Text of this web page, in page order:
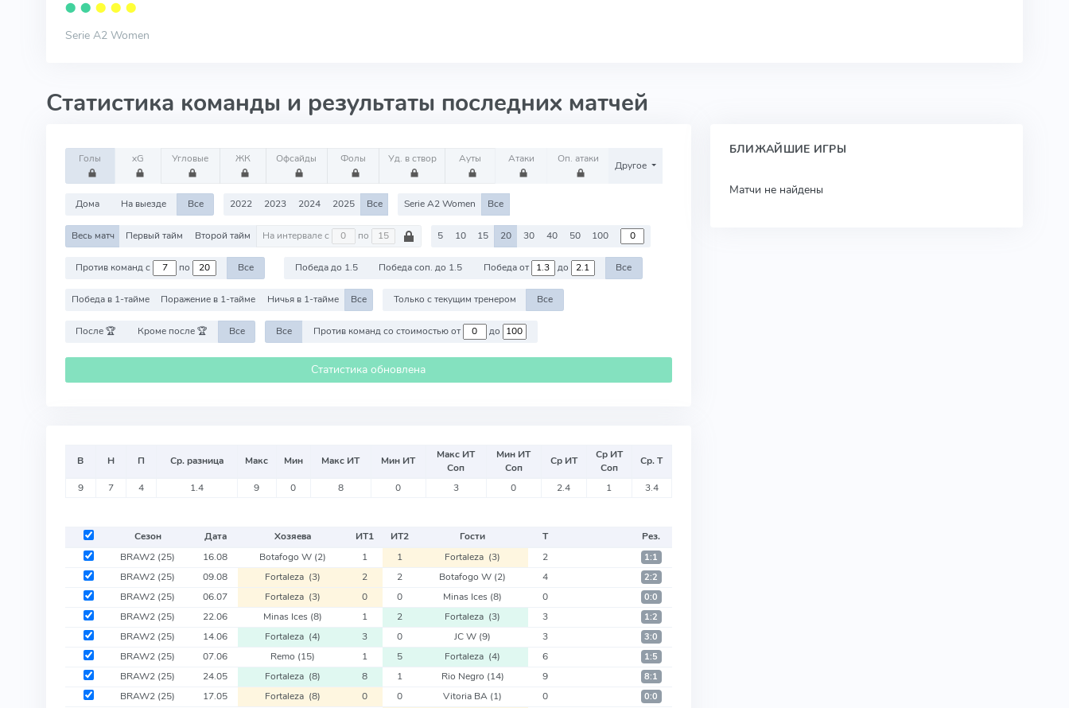
⬤ ⬤ ⬤ ⬤ ⬤
Serie A2 Women
Статистика команды и результаты последних матчей
Голы xG Угловые ЖК Офсайды Фолы Уд. в створ Ауты Атаки Оп. атаки
Другое
Дома На выезде Все 2022 2023 2024 2025 Все Serie A2 Women Все
Весь матч Первый тайм Второй тайм На интервале с по 5 10 15 20 30 40 50 100
Против команд с по Все Победа до 1.5 Победа соп. до 1.5 Победа от до Все
Победа в 1-тайме Поражение в 1-тайме Ничья в 1-тайме Все Только с текущим тренером Все
После 🏆 Кроме после 🏆 Все Все Против команд со стоимостью от до
Статистика обновлена
В Н П Ср. разница Макс Мин Макс ИТ Мин ИТ
Макс ИТ
Соп
Мин ИТ
Соп
Ср ИТ
Ср ИТ
Соп
Ср. Т
9 7 4 1.4 9 0 8 0 3 0 2.4 1 3.4
Сезон Дата Хозяева ИТ1 ИТ2 Гости Т
Рез.
BRAW2 (25) 16.08 Botafogo W (2) 1 1 Fortaleza (3) 2 1:1
BRAW2 (25) 09.08 Fortaleza (3) 2 2 Botafogo W (2) 4 2:2
BRAW2 (25) 06.07 Fortaleza (3) 0 0 Minas Ices (8) 0 0:0
BRAW2 (25) 22.06 Minas Ices (8) 1 2 Fortaleza (3) 3 1:2
BRAW2 (25) 14.06 Fortaleza (4) 3 0 JC W (9) 3 3:0
BRAW2 (25) 07.06 Remo (15) 1 5 Fortaleza (4) 6 1:5
BRAW2 (25) 24.05 Fortaleza (8) 8 1 Rio Negro (14) 9 8:1
BRAW2 (25) 17.05 Fortaleza (8) 0 0 Vitoria BA (1) 0 0:0
БЛИЖАЙШИЕ ИГРЫ
Матчи не найдены